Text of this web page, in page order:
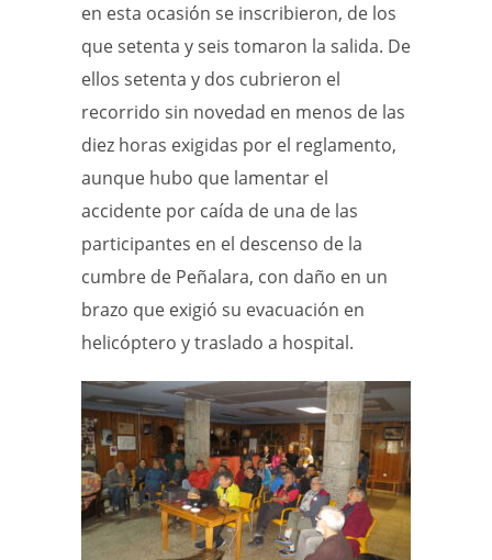
en esta ocasión se inscribieron, de los
que setenta y seis tomaron la salida. De
ellos setenta y dos cubrieron el
recorrido sin novedad en menos de las
diez horas exigidas por el reglamento,
aunque hubo que lamentar el
accidente por caída de una de las
participantes en el descenso de la
cumbre de Peñalara, con daño en un
brazo que exigió su evacuación en
helicóptero y traslado a hospital.